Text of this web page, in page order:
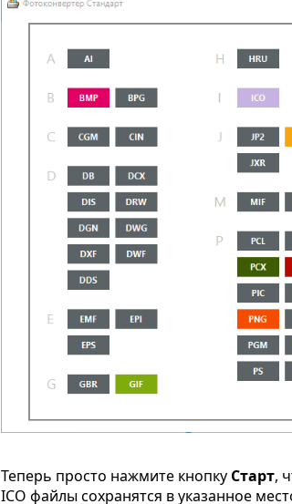
Теперь просто нажмите кнопку Старт,
ICO файлы сохранятся в указанное